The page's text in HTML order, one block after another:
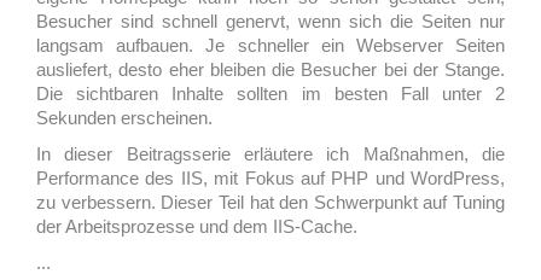
Besucher sind schnell genervt, wenn sich die Seiten nur
langsam aufbauen. Je schneller ein Webserver Seiten
ausliefert, desto eher bleiben die Besucher bei der Stange.
Die sichtbaren Inhalte sollten im besten Fall unter 2
Sekunden erscheinen.
In dieser Beitragsserie erläutere ich Maßnahmen, die
Performance des IIS, mit Fokus auf PHP und WordPress,
zu verbessern. Dieser Teil hat den Schwerpunkt auf Tuning
der Arbeitsprozesse und dem IIS-Cache.
...